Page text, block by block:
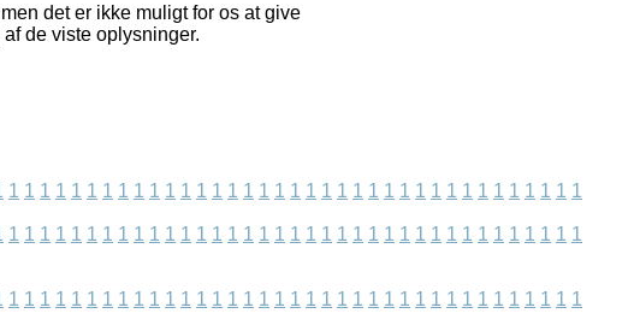
det er ikke muligt for os at give
de viste oplysninger.
1 1 1 1 1 1 1 1 1 1 1 1 1 1 1 1 1 1 1 1 1 1 1 1 1 1 1 1 1 1 1 1 1 1 1 1 1
1 1 1 1 1 1 1 1 1 1 1 1 1 1 1 1 1 1 1 1 1 1 1 1 1 1 1 1 1 1 1 1 1 1 1 1 1
1 1 1 1 1 1 1 1 1 1 1 1 1 1 1 1 1 1 1 1 1 1 1 1 1 1 1 1 1 1 1 1 1 1 1 1 1